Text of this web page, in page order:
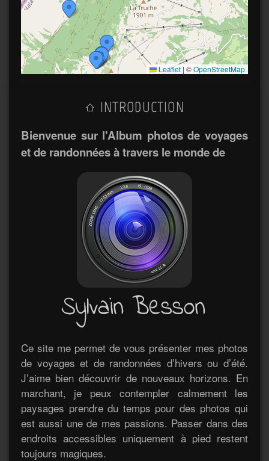
Leaflet | ©OpenStreetMap
INTRODUCTION
Bienvenue sur l'Album photos de voyages
et de randonnées à travers le monde de
Ce site me permet de vous présenter mes photos
de voyages et de randonnées d’hivers ou d’été.
J’aime bien découvrir de nouveaux horizons. En
marchant, je peux contempler calmement les
paysages prendre du temps pour des photos qui
est aussi une de mes passions. Passer dans des
endroits accessibles uniquement à pied restent
toujours magiques.